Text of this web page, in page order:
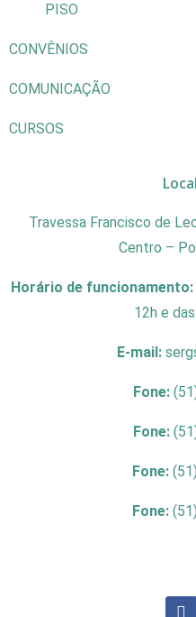
PISO
CONVÊNIOS
COMUNICAÇÃO
CURSOS
Travessa Francisco de
Centro –
Horário de funcionamento:
12h e
E-mail:
Fone:
Fone:
Fone:
Fone: